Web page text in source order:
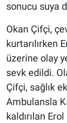
sonucu suya
Okan Çifçi,
kurtarılırken
üzerine olay
sevk edildi.
Çifçi, sağlık
Ambulansla
kaldırılan